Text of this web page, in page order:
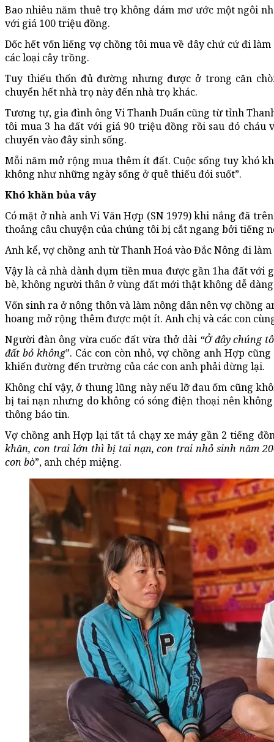
Bao nhiêu năm thuê trọ không dám mơ ước một ngôi
với giá 100 triệu đồng.
Dốc hết vốn liếng vợ chồng tôi mua về đây chứ cứ đi
các loại cây trồng.
Tuy thiếu thốn đủ đường nhưng được ở trong căn
chuyển hết nhà trọ này đến nhà trọ khác.
Tương tự, gia đình ông Vi Thanh Duẩn cũng từ tỉnh
tôi mua 3 ha đất với giá 90 triệu đồng rồi sau đó cháu
chuyển vào đây sinh sống.
Mỗi năm mở rộng mua thêm ít đất. Cuộc sống tuy khó
không như những ngày sống ở quê thiếu đói suốt”.
Khó khăn bủa vây
Có mặt ở nhà anh Vi Văn Hợp (SN 1979) khi nắng đã
thoảng câu chuyện của chúng tôi bị cắt ngang bởi tiếng
Anh kể, vợ chồng anh từ Thanh Hoá vào Đắc Nông đi
Vậy là cả nhà dành dụm tiền mua được gần 1ha đất
bè, không người thân ở vùng đất mới thật không dễ
Vốn sinh ra ở nông thôn và làm nông dân nên vợ chồng
hoang mở rộng thêm được một ít. Anh chị và các con
Người đàn ông vừa cuốc đất vừa thở dài“Ở đây chúng
đất bỏ không”. Các con còn nhỏ, vợ chồng anh Hợp
khiến đường đến trường của các con anh phải dừng lại.
Không chỉ vậy, ở thung lũng này nếu lỡ đau ốm cũng
bị tai nạn nhưng do không có sóng điện thoại nên
thông báo tin.
Vợ chồng anh Hợp lại tất tả chạy xe máy gần 2 tiếng
khăn, con trai lớn thì bị tai nạn, con trai nhỏ sinh năm
con bò”, anh chép miệng.